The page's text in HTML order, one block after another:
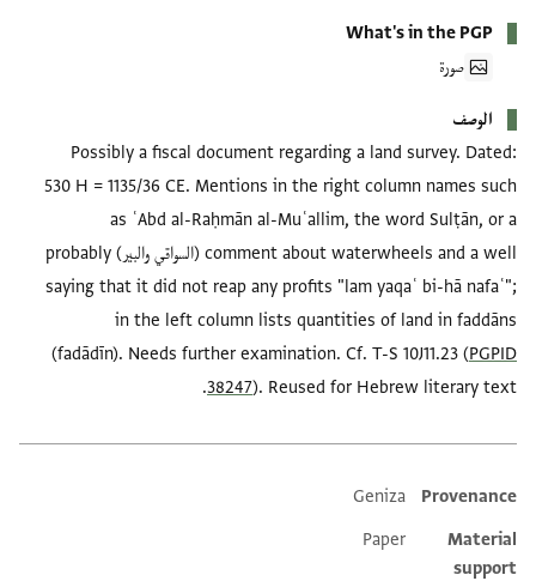
What's in the PGP
صورة
الوصف
Possibly a fiscal document regarding a land survey. Dated:
530 H = 1135/36 CE. Mentions in the right column names such
as ʿAbd al-Raḥmān al-Muʿallim, the word Sulṭān, or a
comment about waterwheels and a well (السواقي والبير) probably
saying that it did not reap any profits "lam yaqaʿ bi-hā nafaʿ";
in the left column lists quantities of land in faddāns
(fadādīn). Needs further examination. Cf. T-S 10J11.23 (PGPID
38247). Reused for Hebrew literary text.
Additional metadata
Provenance
Geniza
Material
support
Paper